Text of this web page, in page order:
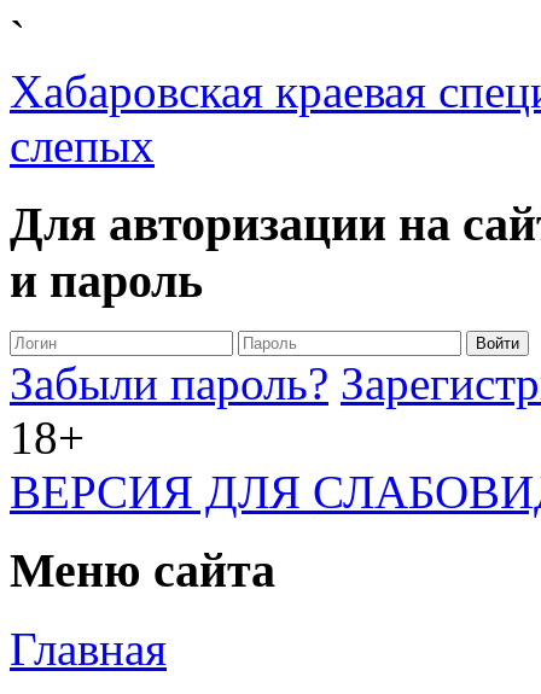
`
Хабаровская краевая
слепых
Для авторизации на
и пароль
Забыли пароль?
18+
ВЕРСИЯ ДЛЯ
Меню сайта
Главная